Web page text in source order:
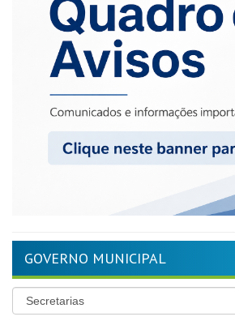
GOVERNO MUNICIPAL